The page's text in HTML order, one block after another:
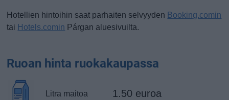
Hotellien hintoihin saat parhaiten selvyyden Booking.comin
tai Hotels.comin Párgan aluesivuilta.
Ruoan hinta ruokakaupassa
Litra maitoa 1.50 euroa